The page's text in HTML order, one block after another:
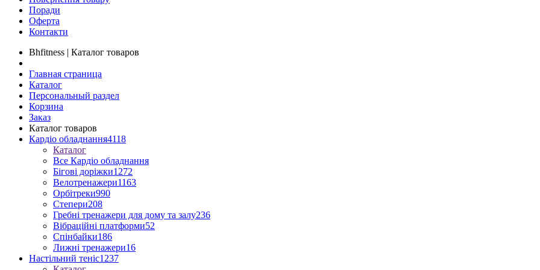
Поради
Оферта
Контакти
Bhfitness | Каталог товаров
Главная страница
Каталог
Персональный раздел
Корзина
Заказ
Каталог товаров
Кардіо обладнання4118
Каталог
Все Кардіо обладнання
Бігові доріжки1272
Велотренажери1163
Орбітреки990
Степери208
Гребні тренажери для дому та залу236
Вібраційні платформи52
Спінбайки186
Лижні тренажери16
Настільний теніс1237